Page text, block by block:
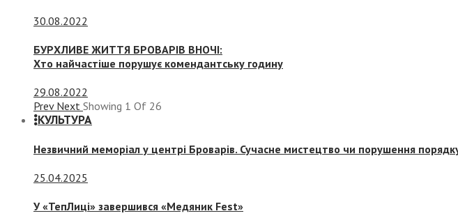
30.08.2022
БУРХЛИВЕ ЖИТТЯ БРОВАРІВ ВНОЧІ:
Хто найчастіше порушує комендантську годину
29.08.2022
Prev Next Showing 1 Of 26
КУЛЬТУРА
Незвичний меморіал у центрі Броварів. Сучасне мистецтво чи порушення
25.04.2025
У «ТепЛиці» завершився «Медяник Fest»